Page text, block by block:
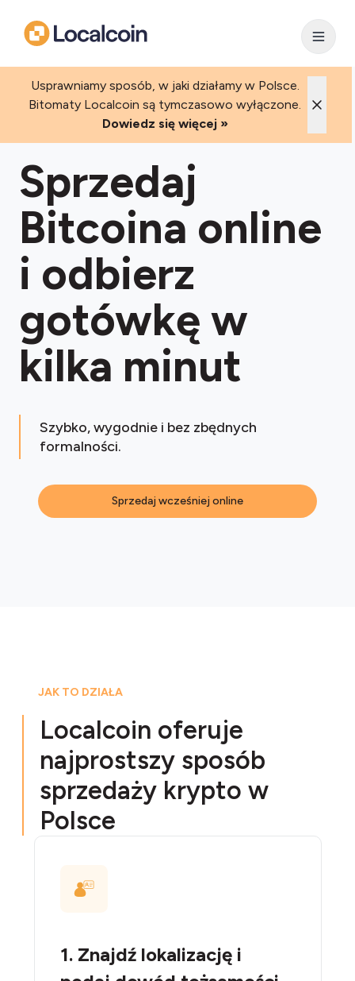
Usprawniamy sposób, w jaki działamy w Polsce.
Bitomaty Localcoin są tymczasowo wyłączone.
Dowiedz się więcej »
Sprzedaj
Bitcoina online
i odbierz
gotówkę w
kilka minut
Szybko, wygodnie i bez zbędnych
formalności.
Sprzedaj wcześniej online
JAK TO DZIAŁA
Localcoin oferuje
najprostszy sposób
sprzedaży krypto w
Polsce
1. Znajdź lokalizację i